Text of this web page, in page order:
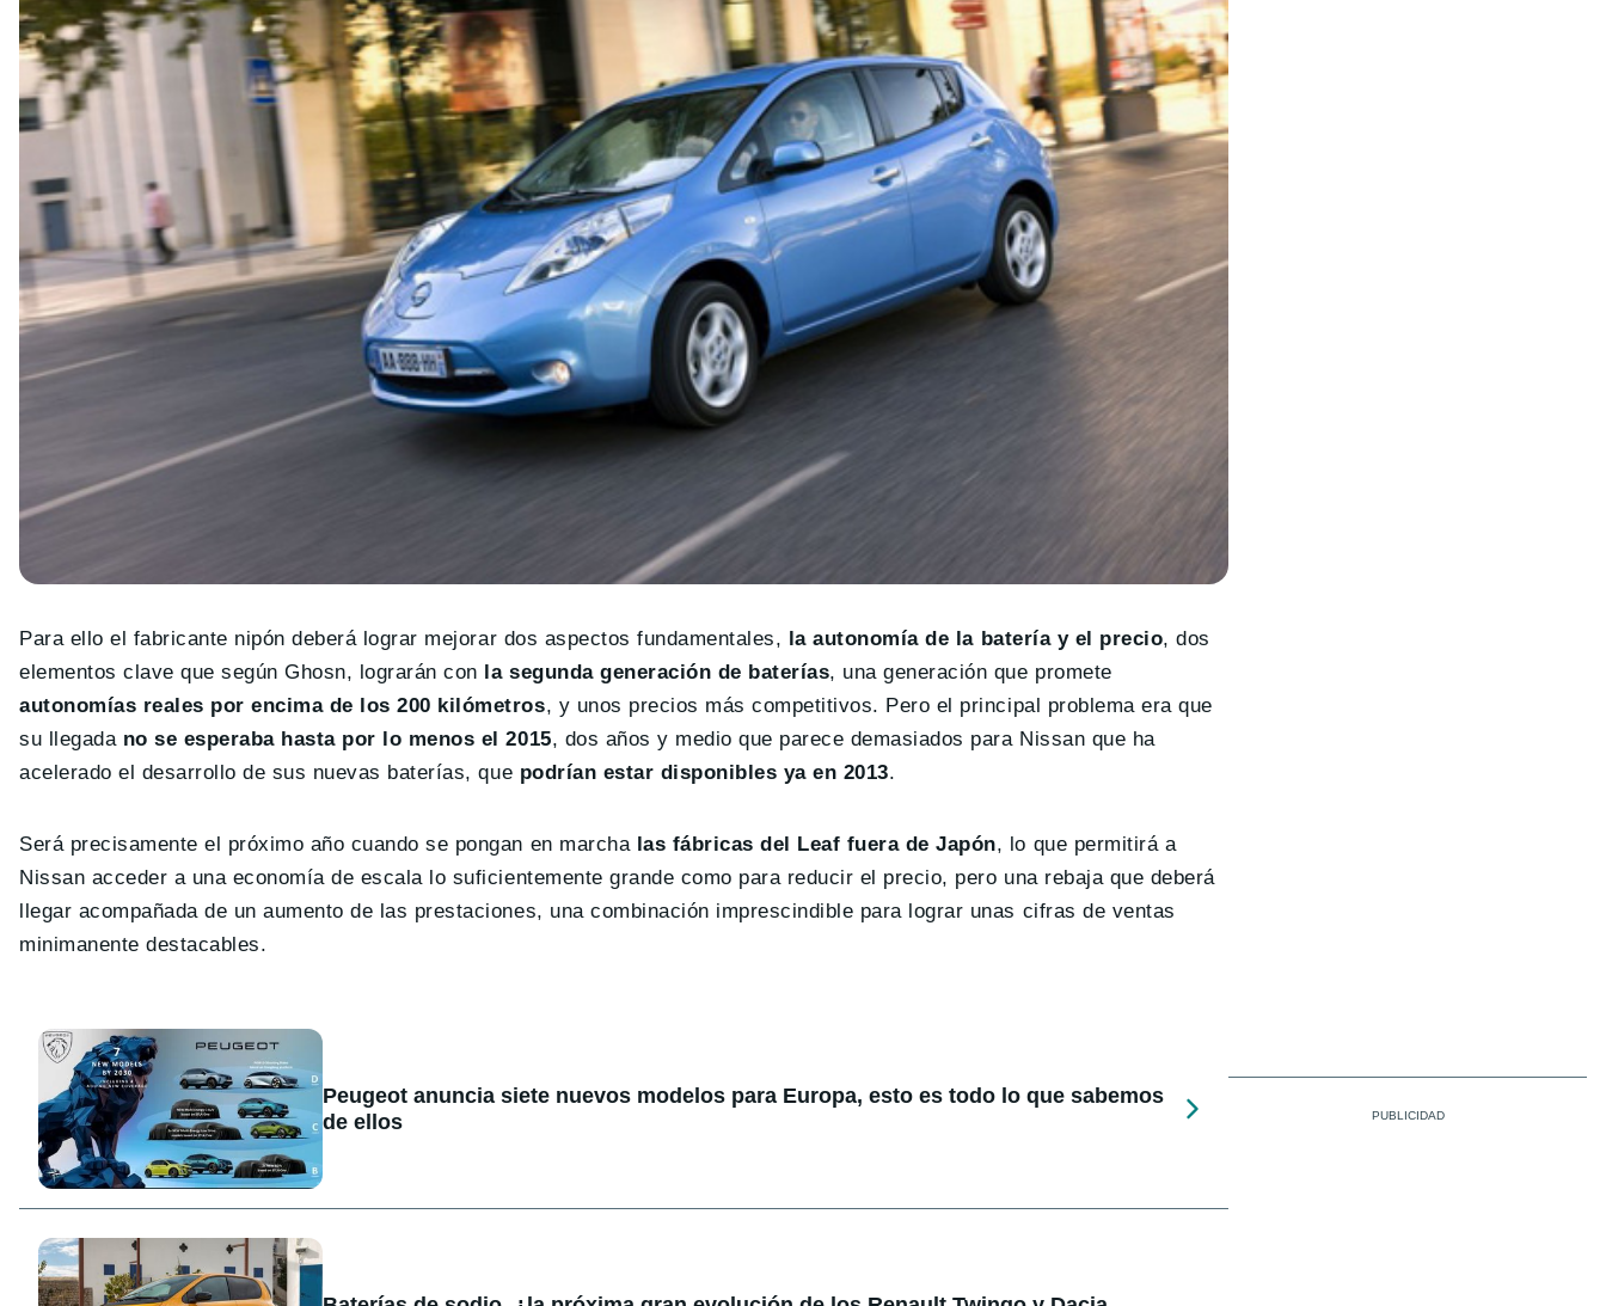
Para ello el fabricante nipón deberá lograr mejorar dos aspectos fundamentales, la autonomía de la batería y el precio, dos
elementos clave que según Ghosn, lograrán con la segunda generación de baterías, una generación que promete
autonomías reales por encima de los 200 kilómetros, y unos precios más competitivos. Pero el principal problema era que
su llegada no se esperaba hasta por lo menos el 2015, dos años y medio que parece demasiados para Nissan que ha
acelerado el desarrollo de sus nuevas baterías, que podrían estar disponibles ya en 2013.
Será precisamente el próximo año cuando se pongan en marcha las fábricas del Leaf fuera de Japón, lo que permitirá a
Nissan acceder a una economía de escala lo suficientemente grande como para reducir el precio, pero una rebaja que deberá
llegar acompañada de un aumento de las prestaciones, una combinación imprescindible para lograr unas cifras de ventas
minimanente destacables.
Peugeot anuncia siete nuevos modelos para Europa, esto es todo lo que sabemos
de ellos